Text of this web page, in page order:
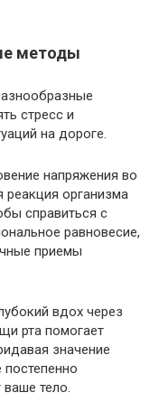
методы
стресс и
на дороге.
напряжения во
реакция организма
справиться с
равновесие,
приемы
вдох через
рта помогает
значение
тело.